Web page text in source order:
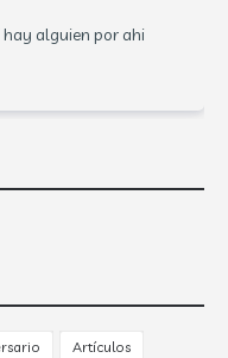
hay alguien por ahi
Artículos